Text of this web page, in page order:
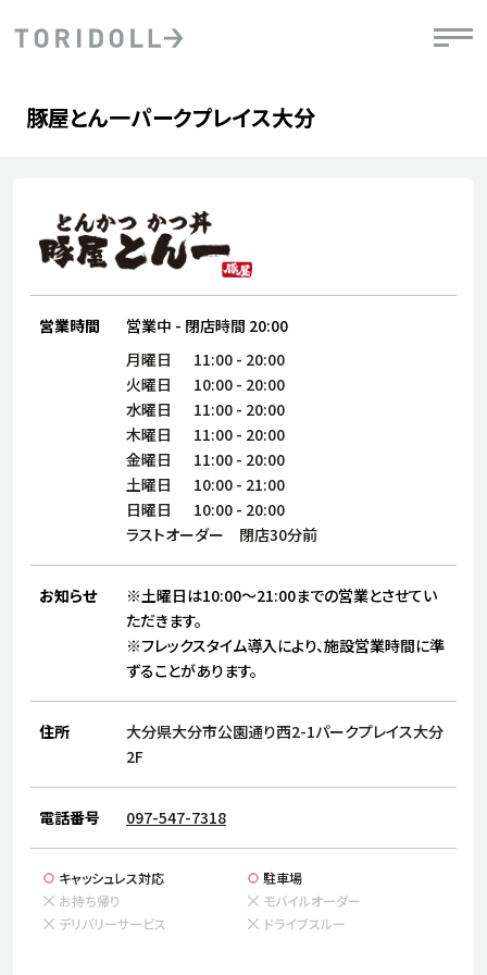
会社情報
株主・投資家情報
サステナビリティ
ブランド
店舗検索
店舗一覧
採用情報
よくある質問・お問い合わせ
PRニュース
中長期経営計画
デジタルトランス
フォーメーション戦略
粟田社長が語るトリドールDX
ライブラリ
粟田社長が語る
トリドールのサステナビリティ
豚屋とん一パークプレイス大分
営業時間 営業中 - 閉店時間 20:00
月曜日 11:00 - 20:00
火曜日
10:00 - 20:00
水曜日
11:00 - 20:00
木曜日
11:00 - 20:00
金曜日
11:00 - 20:00
土曜日
10:00 - 21:00
日曜日
10:00 - 20:00
ラストオーダー 閉店30分前
お知らせ
※土曜日は10:00～21:00までの営業とさせてい
ただきます。
※フレックスタイム導入により、施設営業時間に準
ずることがあります。
住所
大分県大分市公園通り西2-1パークプレイス大分
2F
電話番号 097-547-7318
キャッシュレス対応
駐車場
お持ち帰り
モバイルオーダー
デリバリーサービス
ドライブスルー